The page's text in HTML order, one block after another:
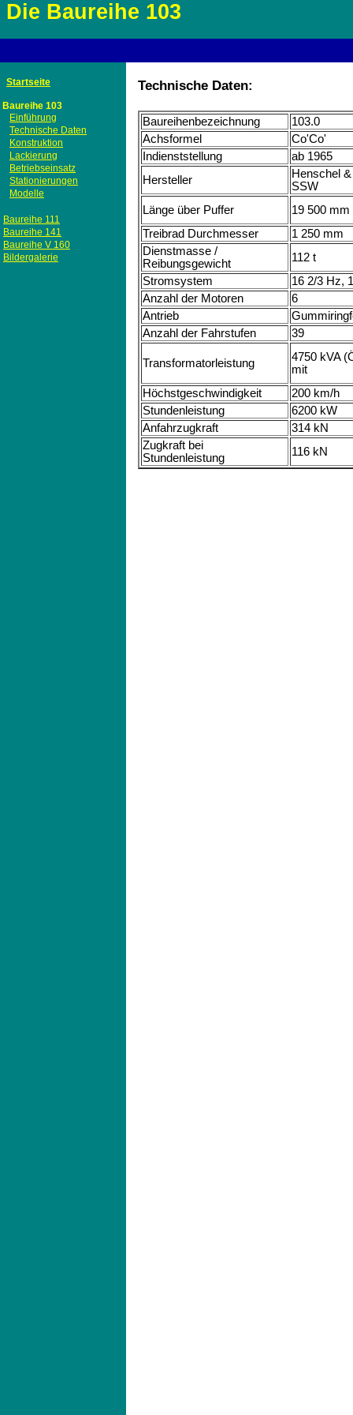
Die Baureihe 103
Startseite
Baureihe 103
Einführung
Technische Daten
Konstruktion
Lackierung
Betriebseinsatz
Stationierungen
Modelle
Baureihe 111
Baureihe 141
Baureihe V 160
Bildergalerie
Technische Daten:
Baureihenbezeichnung
103.0
Achsformel
Co'Co'
Indienststellung
ab 1965
Hersteller
Henschel
SSW
Länge über Puffer
19 500 mm
Treibrad Durchmesser
1 250 mm
Dienstmasse /
Reibungsgewicht
112 t
Stromsystem
16 2/3 Hz,
Anzahl der Motoren
6
Antrieb
Anzahl der Fahrstufen
39
Transformatorleistung
4750 kVA
mit
Höchstgeschwindigkeit
200 km/h
Stundenleistung
6200 kW
Anfahrzugkraft
314 kN
Zugkraft bei
Stundenleistung
116 kN